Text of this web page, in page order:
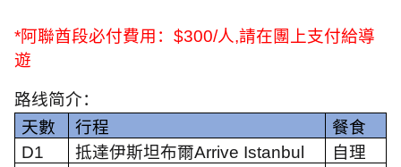
*阿聯酋段必付費用： $300/人,請在團上支付給導
遊
路线简介：
天數
行程
餐食
D1
抵達伊斯坦布爾Arrive Istanbul
自理